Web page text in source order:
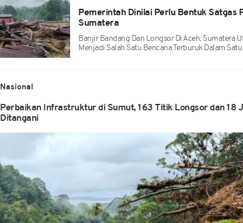
Pemerintah Dinilai Perlu Bentuk Satgas
Sumatera
Banjir Bandang Dan Longsor Di Aceh, Sumatera
Menjadi Salah Satu Bencana Terburuk Dalam Satu
Nasional
Perbaikan Infrastruktur di Sumut, 163 Titik Longsor dan 18
Ditangani